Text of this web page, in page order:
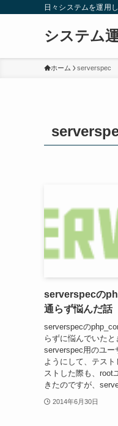
日々システムを運用
システム
ホーム serverspec
serverspecの
通らず悩んだ話
serverspecの
らずに悩んでいたと
serverspec用のユー
ようにして、テス
ストした際も、root
きたのですが、
2014年6月30日